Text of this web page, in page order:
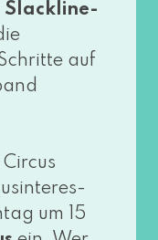
Slackline-
auf
um 15